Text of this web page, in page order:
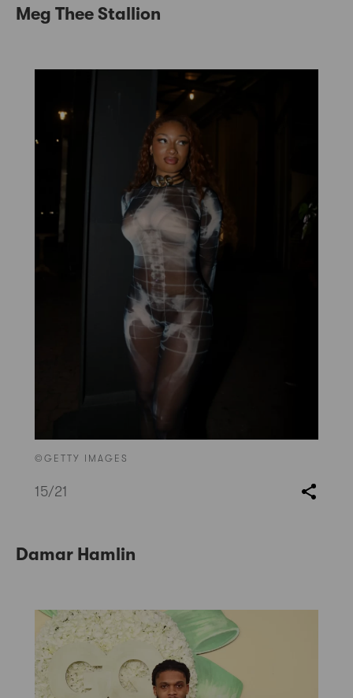
Meg Thee Stallion
©GETTY IMAGES
15/21
Damar Hamlin